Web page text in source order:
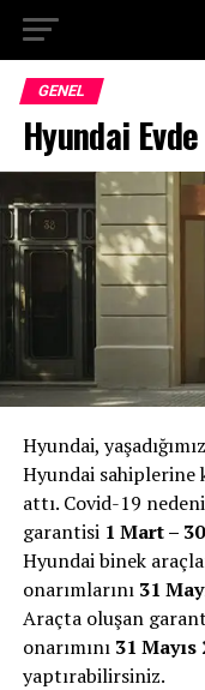
GENEL
Hyundai
Hyundai,
Hyundai sahiplerine
attı. Covid-19
garantisi 1 Mart –
Hyundai binek
onarımlarını 31
Araçta oluşan
onarımını 31 Mayıs
yaptırabilirsiniz.